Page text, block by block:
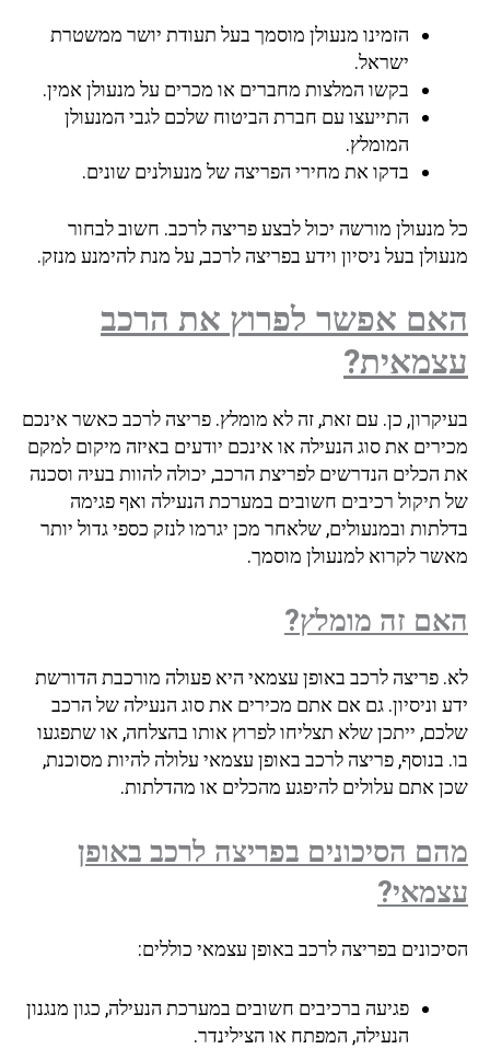
הזמינו מנעולן מוסמך בעל תעודת יושר ממשטרת
ישראל.
בקשו המלצות מחברים או מכרים על מנעולן אמין.
התייעצו עם חברת הביטוח שלכם לגבי המנעולן
המומלץ.
בדקו את מחירי הפריצה של מנעולנים שונים.
כל מנעולן מורשה יכול לבצע פריצה לרכב. חשוב לבחור
מנעולן בעל ניסיון וידע בפריצה לרכב, על מנת להימנע מנזק.
האם אפשר לפרוץ את הרכב
עצמאית?
בעיקרון, כן. עם זאת, זה לא מומלץ. פריצה לרכב כאשר אינכם
מכירים את סוג הנעילה או אינכם יודעים באיזה מיקום למקם
את הכלים הנדרשים לפריצת הרכב, יכולה להוות בעיה וסכנה
של תיקול רכיבים חשובים במערכת הנעילה ואף פגימה
בדלתות ובמנעולים, שלאחר מכן יגרמו לנזק כספי גדול יותר
מאשר לקרוא למנעולן מוסמך.
האם זה מומלץ?
לא. פריצה לרכב באופן עצמאי היא פעולה מורכבת הדורשת
ידע וניסיון. גם אם אתם מכירים את סוג הנעילה של הרכב
שלכם, ייתכן שלא תצליחו לפרוץ אותו בהצלחה, או שתפגעו
בו. בנוסף, פריצה לרכב באופן עצמאי עלולה להיות מסוכנת,
שכן אתם עלולים להיפגע מהכלים או מהדלתות.
מהם הסיכונים בפריצה לרכב באופן
עצמאי?
הסיכונים בפריצה לרכב באופן עצמאי כוללים:
פגיעה ברכיבים חשובים במערכת הנעילה, כגון מנגנון
הנעילה, המפתח או הצילינדר.